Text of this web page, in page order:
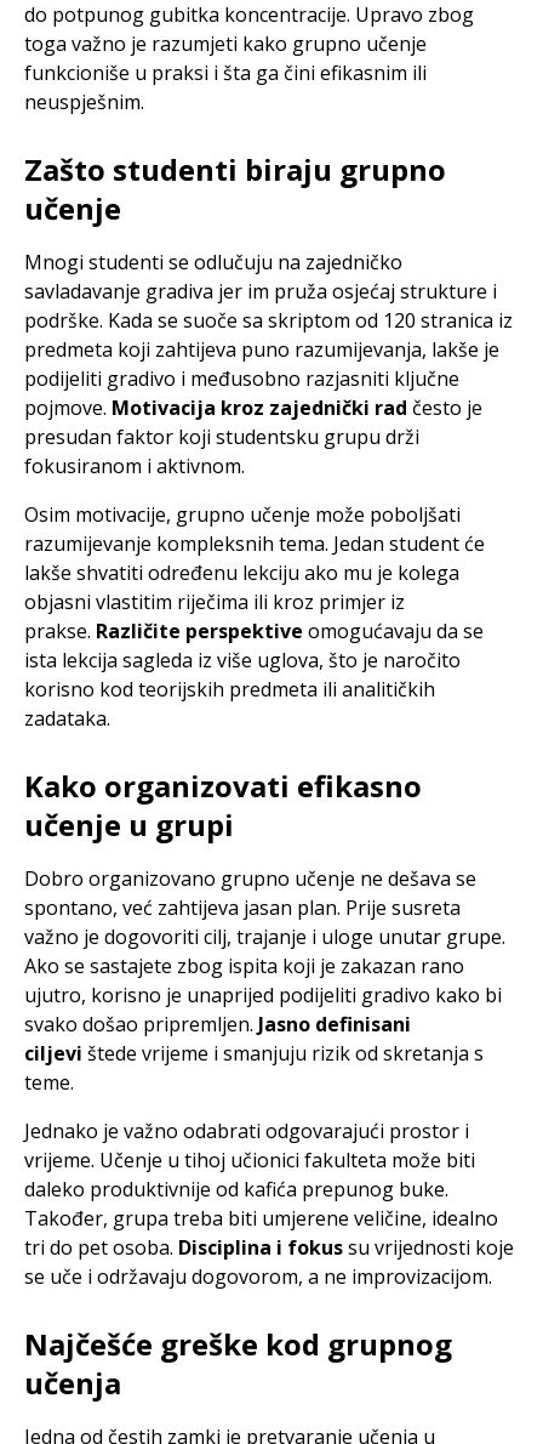
do potpunog gubitka koncentracije. Upravo zbog
toga važno je razumjeti kako grupno učenje
funkcioniše u praksi i šta ga čini efikasnim ili
neuspješnim.
Zašto studenti biraju grupno
učenje
Mnogi studenti se odlučuju na zajedničko
savladavanje gradiva jer im pruža osjećaj strukture i
podrške. Kada se suoče sa skriptom od 120 stranica iz
predmeta koji zahtijeva puno razumijevanja, lakše je
podijeliti gradivo i međusobno razjasniti ključne
pojmove. Motivacija kroz zajednički rad često je
presudan faktor koji studentsku grupu drži
fokusiranom i aktivnom.
Osim motivacije, grupno učenje može poboljšati
razumijevanje kompleksnih tema. Jedan student će
lakše shvatiti određenu lekciju ako mu je kolega
objasni vlastitim riječima ili kroz primjer iz
prakse. Različite perspektive omogućavaju da se
ista lekcija sagleda iz više uglova, što je naročito
korisno kod teorijskih predmeta ili analitičkih
zadataka.
Kako organizovati efikasno
učenje u grupi
Dobro organizovano grupno učenje ne dešava se
spontano, već zahtijeva jasan plan. Prije susreta
važno je dogovoriti cilj, trajanje i uloge unutar grupe.
Ako se sastajete zbog ispita koji je zakazan rano
ujutro, korisno je unaprijed podijeliti gradivo kako bi
svako došao pripremljen. Jasno definisani
ciljevi štede vrijeme i smanjuju rizik od skretanja s
teme.
Jednako je važno odabrati odgovarajući prostor i
vrijeme. Učenje u tihoj učionici fakulteta može biti
daleko produktivnije od kafića prepunog buke.
Također, grupa treba biti umjerene veličine, idealno
tri do pet osoba. Disciplina i fokussu vrijednosti koje
se uče i održavaju dogovorom, a ne improvizacijom.
Najčešće greške kod grupnog
učenja
Jedna od čestih zamki je pretvaranje učenja u